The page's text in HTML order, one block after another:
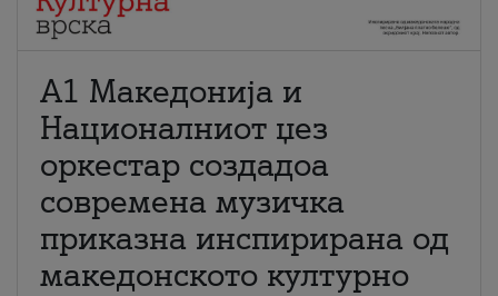
А1 Македонија и
Националниот џез
оркестар создадоа
современа музичка
приказна инспирирана од
македонското културно